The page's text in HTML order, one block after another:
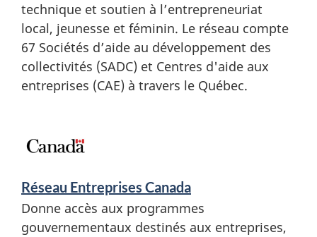
technique et soutien à l’entrepreneuriat
local, jeunesse et féminin. Le réseau compte
67 Sociétés d’aide au développement des
collectivités (SADC) et Centres d'aide aux
entreprises (CAE) à travers le Québec.
Réseau Entreprises Canada
Donne accès aux programmes
gouvernementaux destinés aux entreprises,